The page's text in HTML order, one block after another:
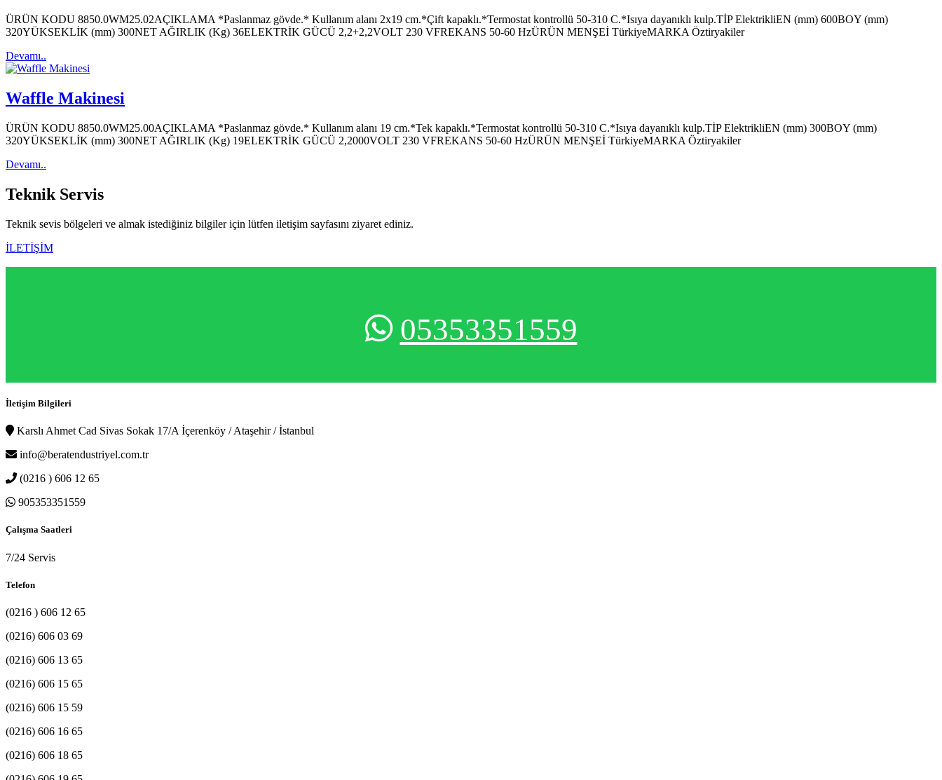
ÜRÜN KODU 8850.0WM25.02AÇIKLAMA *Paslanmaz gövde.* Kullanım alanı 2x19 cm.*Çift kapaklı.*Termostat kontrollü 50-310 C.*Isıya dayanıklı kulp.TİP ElektrikliEN (mm) 600BOY (mm)
320YÜKSEKLİK (mm) 300NET AĞIRLIK (Kg) 36ELEKTRİK GÜCÜ 2,2+2,2VOLT 230 VFREKANS 50-60 HzÜRÜN MENŞEİ TürkiyeMARKA Öztiryakiler
Devamı..
Waffle Makinesi
ÜRÜN KODU 8850.0WM25.00AÇIKLAMA *Paslanmaz gövde.* Kullanım alanı 19 cm.*Tek kapaklı.*Termostat kontrollü 50-310 C.*Isıya dayanıklı kulp.TİP ElektrikliEN (mm) 300BOY (mm)
320YÜKSEKLİK (mm) 300NET AĞIRLIK (Kg) 19ELEKTRİK GÜCÜ 2,2000VOLT 230 VFREKANS 50-60 HzÜRÜN MENŞEİ TürkiyeMARKA Öztiryakiler
Devamı..
Teknik Servis
Teknik sevis bölgeleri ve almak istediğiniz bilgiler için lütfen iletişim sayfasını ziyaret ediniz.
İLETİŞİM
05353351559
İletişim Bilgileri
Karslı Ahmet Cad Sivas Sokak 17/A İçerenköy / Ataşehir / İstanbul
info@beratendustriyel.com.tr
(0216 ) 606 12 65
905353351559
Çalışma Saatleri
7/24 Servis
Telefon
(0216 ) 606 12 65
(0216) 606 03 69
(0216) 606 13 65
(0216) 606 15 65
(0216) 606 15 59
(0216) 606 16 65
(0216) 606 18 65